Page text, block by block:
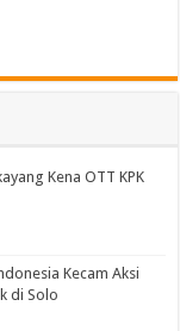
Kena OTT KPK
Kecam Aksi
di Solo